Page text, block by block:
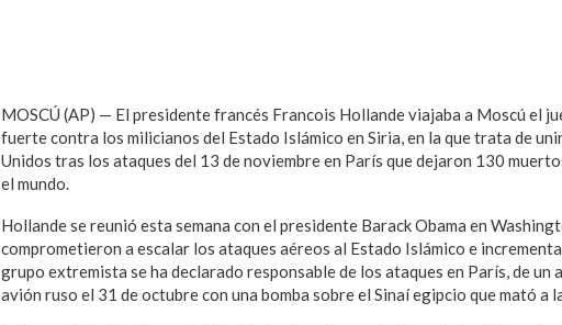
MOSCÚ (AP) — El presidente francés Francois Hollande viajaba a Moscú el
fuerte contra los milicianos del Estado Islámico en Siria, en la que trata de
Unidos tras los ataques del 13 de noviembre en París que dejaron 130
el mundo.
Hollande se reunió esta semana con el presidente Barack Obama en
comprometieron a escalar los ataques aéreos al Estado Islámico e
grupo extremista se ha declarado responsable de los ataques en París, de
avión ruso el 31 de octubre con una bomba sobre el Sinaí egipcio que mató a